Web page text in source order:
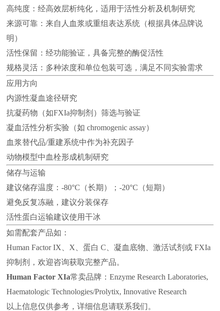
高纯度：经高效层析纯化，适用于活性分析及机制研究
来源可靠：来自人血浆或重组表达系统（根据具体品牌说
明）
活性保留：经功能验证，具备完整的酶促活性
规格灵活：多种浓度和单位包装可选，满足不同实验需求
应用方向
内源性凝血途径研究
抗凝药物（如FXIa抑制剂）筛选与验证
凝血活性分析实验（如 chromogenic assay）
血浆替代品/重建系统中作为补充因子
动物模型中血栓形成机制研究
储存与运输
建议储存温度：-80°C（长期）；-20°C（短期）
避免反复冻融，建议分装保存
活性蛋白运输建议使用干冰
如需配套产品如：
Human Factor IX、X、蛋白 C、凝血底物、激活试剂或 FXIa
抑制剂，欢迎咨询获取完整产品。
Human Factor XIa常卖品牌：Enzyme Research Laboratories,
Haematologic Technologies/Prolytix, Innovative Research
以上信息仅供参考，详细信息请联系我们。